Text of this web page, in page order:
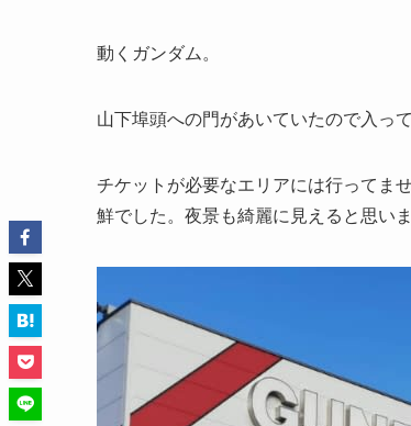
動くガンダム。
山下埠頭への門があいていたので入って
チケットが必要なエリアには行ってま
鮮でした。夜景も綺麗に見えると思い